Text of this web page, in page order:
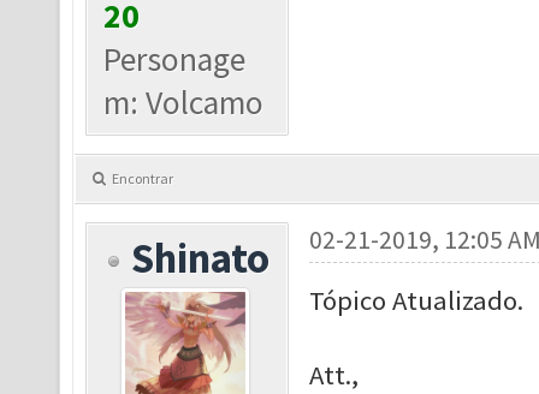
20
Personage
m: Volcamo
Encontrar
Shinato 02-21-2019, 12:05
Tópico Atualizado.
Att.,